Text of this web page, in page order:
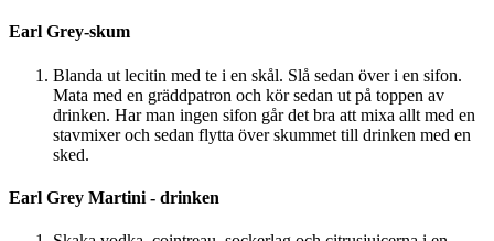
Earl Grey-skum
Blanda ut lecitin med te i en skål. Slå sedan över i en sifon.
Mata med en gräddpatron och kör sedan ut på toppen av
drinken. Har man ingen sifon går det bra att mixa allt med en
stavmixer och sedan flytta över skummet till drinken med en
sked.
Earl Grey Martini - drinken